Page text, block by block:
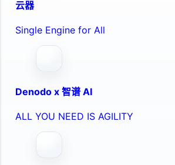
云器
Single Engine for All
Denodo x 智谱 AI
ALL YOU NEED IS AGILITY